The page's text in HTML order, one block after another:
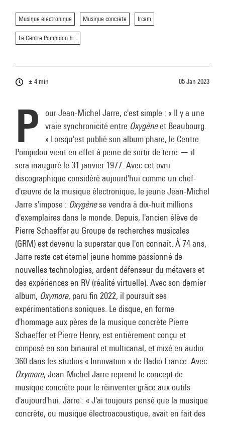
Musique électronique Musique concrète Ircam
Le Centre Pompidou &...
± 4 min 05 Jan 2023
P
our Jean-Michel Jarre, c'est simple : « Il y a une
vraie synchronicité entre Oxygèneet Beaubourg.
» Lorsqu'est publié son album phare, le Centre
Pompidou vient en effet à peine de sortir de terre — il
sera inauguré le 31 janvier 1977. Avec cet ovni
discographique considéré aujourd'hui comme un chef-
d'œuvre de la musique électronique, le jeune Jean-Michel
Jarre s'impose : Oxygènese vendra à dix-huit millions
d'exemplaires dans le monde. Depuis, l'ancien élève de
Pierre Schaeffer au Groupe de recherches musicales
(GRM) est devenu la superstar que l'on connaît. À 74 ans,
Jarre reste cet éternel jeune homme passionné de
nouvelles technologies, ardent défenseur du métavers et
des expériences en RV (réalité virtuelle). Avec son dernier
album, Oxymore, paru fin 2022, il poursuit ses
expérimentations soniques. Le disque, en forme
d'hommage aux pères de la musique concrète Pierre
Schaeffer et Pierre Henry, est entièrement conçu et
composé en son binaural et multicanal, et mixé en audio
360 dans les studios « Innovation » de Radio France. Avec
Oxymore, Jean-Michel Jarre reprend le concept de
musique concrète pour le réinventer grâce aux outils
d'aujourd'hui. Jarre : « J'ai toujours pensé que la musique
concrète, ou musique électroacoustique, avait en fait des